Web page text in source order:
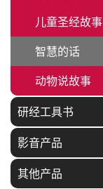
儿童圣经故事
智慧的话
动物说故事
研经工具书
影音产品
其他产品